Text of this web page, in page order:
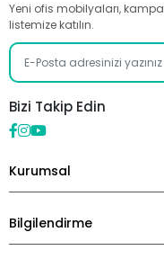
Yeni ofis mobilyaları,
listemize katılın.
Bizi Takip Edin
Kurumsal
Bilgilendirme